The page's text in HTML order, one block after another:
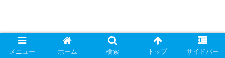
メニュー ホーム 検索 トップ サイドバー